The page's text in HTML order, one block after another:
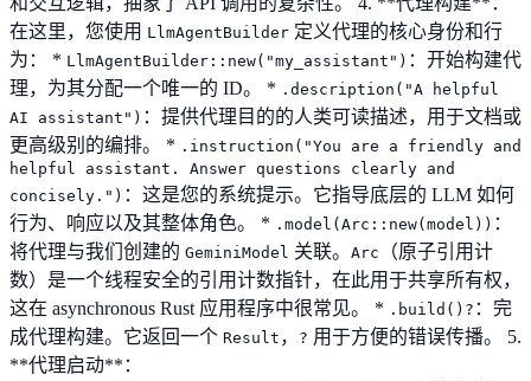
在这里，您使用 LlmAgentBuilder 定义代理的核心身份和行
为： * LlmAgentBuilder::new("my_assistant") ：开始构建代
理，为其分配一个唯一的 ID。 * .description("A helpful
AI assistant") ：提供代理目的的人类可读描述，用于文档或
更高级别的编排。 * .instruction("You are a friendly and
helpful assistant. Answer questions clearly and
concisely.") ：这是您的系统提示。它指导底层的 LLM 如何
行为、响应以及其整体角色。 * .model(Arc::new(model)) ：
将代理与我们创建的 GeminiModel 关联。 Arc
（原子引用计
数）是一个线程安全的引用计数指针，在此用于共享所有权，
这在 asynchronous Rust 应用程序中很常见。 * .build()? ：完
成代理构建。它返回一个 Result ， ? 用于方便的错误传播。 5.
**代理启动**：